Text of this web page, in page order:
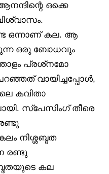
ഒക്കെ
ഒന്നാണ് കല. ആ
ഒരു ബോധവും
പ്രശ്‌നമോ
വായിച്ചപ്പോൾ,
കവിതാ
സ്‌പേസിംഗ് തീരെ
നിശ്ശബ്ദത
രണ്ടു
കല